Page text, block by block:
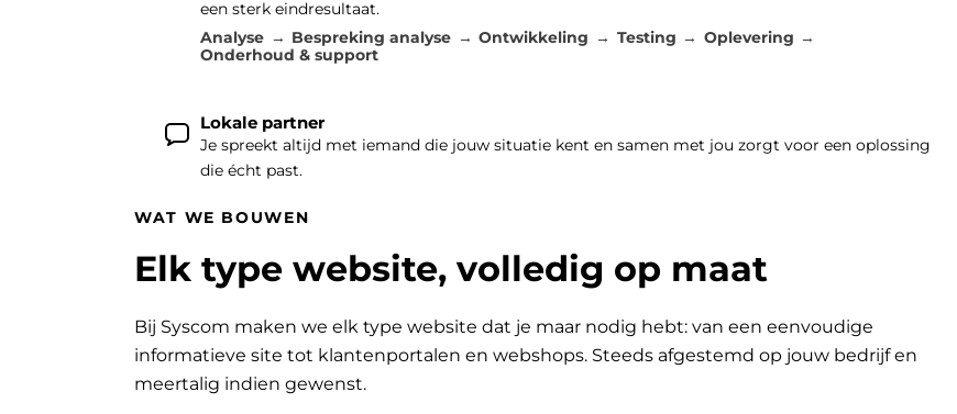
een sterk eindresultaat.
Analyse Bespreking analyse Ontwikkeling Testing
Oplevering
Onderhoud & support
Lokale partner
Je spreekt altijd met iemand die jouw situatie kent en samen met jou zorgt voor een oplossing
die écht past.
WAT WE BOUWEN
Elk type website, volledig op maat
Bij Syscom maken we elk type website dat je maar nodig hebt: van een eenvoudige
informatieve site tot klantenportalen en webshops. Steeds afgestemd op jouw bedrijf en
meertalig indien gewenst.